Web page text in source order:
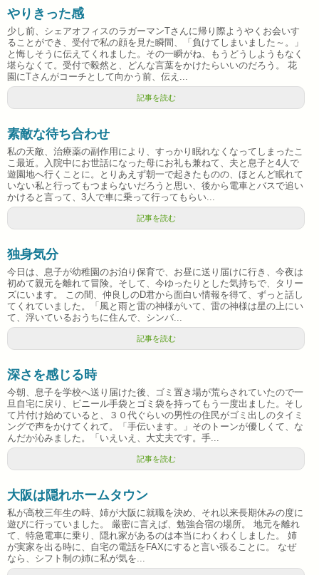
やりきった感
少し前、シェアオフィスのラガーマンTさんに帰り際ようやくお会いす
ることができ、受付で私の顔を見た瞬間、「負けてしまいました～。」
と悔しそうに伝えてくれました。その一瞬がね、もうどうしようもなく
堪らなくて。受付で毅然と、どんな言葉をかけたらいいのだろう。 花
園にTさんがコーチとして向かう前、伝え...
記事を読む
素敵な待ち合わせ
私の天敵、治療薬の副作用により、すっかり眠れなくなってしまったこ
こ最近。入院中にお世話になった母にお礼も兼ねて、夫と息子と4人で
遊園地へ行くことに。とりあえず朝一で起きたものの、ほとんど眠れて
いない私と行ってもつまらないだろうと思い、後から電車とバスで追い
かけると言って、3人で車に乗って行ってもらい...
記事を読む
独身気分
今日は、息子が幼稚園のお泊り保育で、お昼に送り届けに行き、今夜は
初めて親元を離れて冒険。そして、今ゆったりとした気持ちで、タリー
ズにいます。 この間、仲良しのD君から面白い情報を得て、ずっと話し
てくれていました。「風と雨と雷の神様がいて、雷の神様は星の上にい
て、浮いているおうちに住んで、シンバ...
記事を読む
深さを感じる時
今朝、息子を学校へ送り届けた後、ゴミ置き場が荒らされていたので一
旦自宅に戻り、ビニール手袋とゴミ袋を持ってもう一度出ました。そし
て片付け始めていると、３０代ぐらいの男性の住民がゴミ出しのタイミ
ングで声をかけてくれて。「手伝います。」そのトーンが優しくて、な
んだか沁みました。「いえいえ、大丈夫です。手...
記事を読む
大阪は隠れホームタウン
私が高校三年生の時、姉が大阪に就職を決め、それ以来長期休みの度に
遊びに行っていました。 厳密に言えば、勉強合宿の場所。 地元を離れ
て、特急電車に乗り、隠れ家があるのは本当にわくわくしました。 姉
が実家を出る時に、自宅の電話をFAXにすると言い張ることに。 なぜ
なら、シフト制の姉に私が気を...